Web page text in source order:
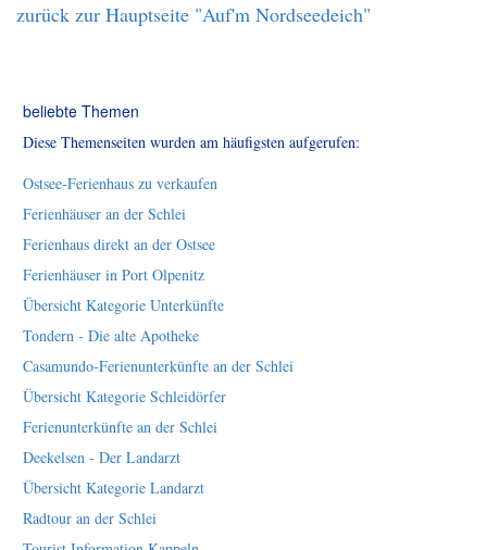
zurück zur Hauptseite "Auf'm Nordseedeich"
beliebte Themen
Diese Themenseiten wurden am häufigsten aufgerufen:
Ostsee-Ferienhaus zu verkaufen
Ferienhäuser an der Schlei
Ferienhaus direkt an der Ostsee
Ferienhäuser in Port Olpenitz
Übersicht Kategorie Unterkünfte
Tondern - Die alte Apotheke
Casamundo-Ferienunterkünfte an der Schlei
Übersicht Kategorie Schleidörfer
Ferienunterkünfte an der Schlei
Deekelsen - Der Landarzt
Übersicht Kategorie Landarzt
Radtour an der Schlei